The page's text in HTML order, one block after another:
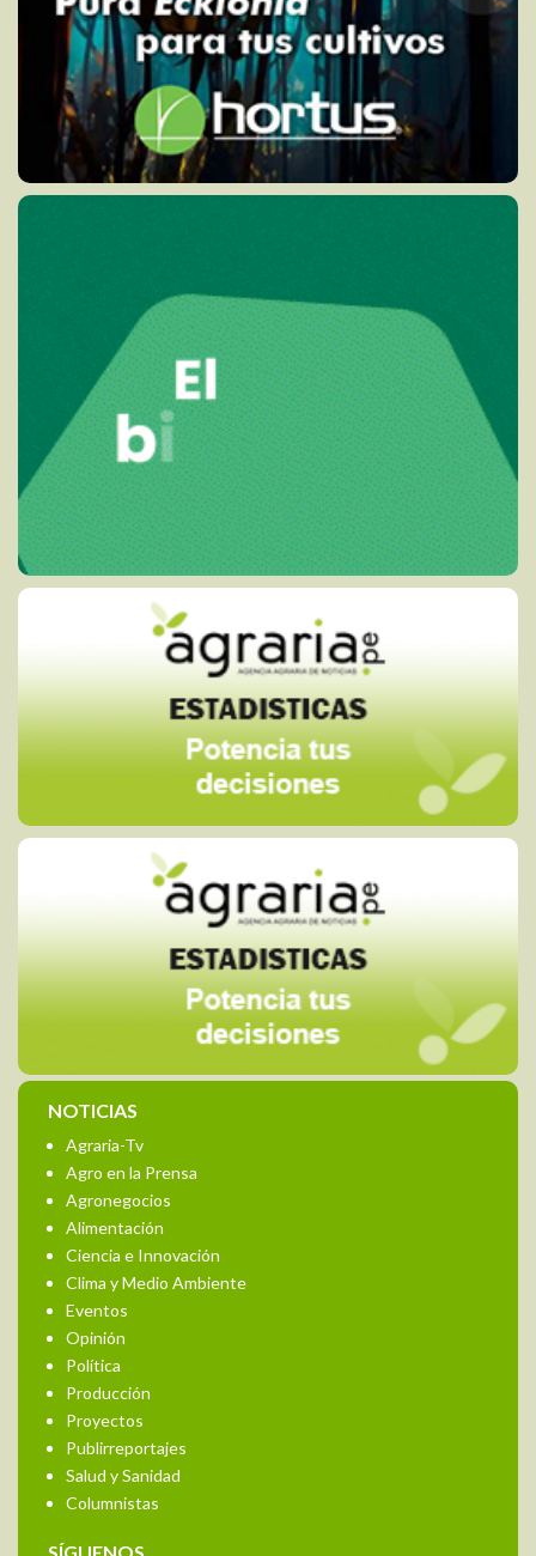
NOTICIAS
Agraria-Tv
Agro en la Prensa
Agronegocios
Alimentación
Ciencia e Innovación
Clima y Medio Ambiente
Eventos
Opinión
Política
Producción
Proyectos
Publirreportajes
Salud y Sanidad
Columnistas